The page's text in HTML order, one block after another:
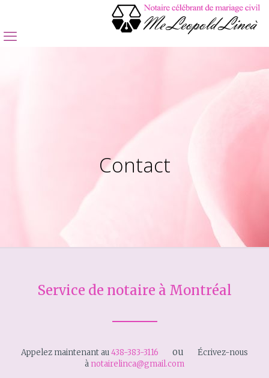
Contact
Service de notaire à Montréal
Appelez maintenant au438-383-3116 ou
Écrivez-nous
à notairelinca@gmail.com